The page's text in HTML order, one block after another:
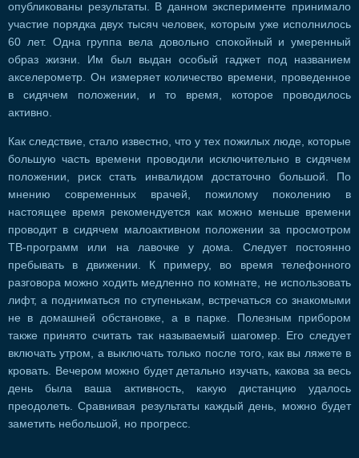
опубликованы результаты. В данном эксперименте принимало
участие порядка двух тысяч человек, которым уже исполнилось
60 лет. Одна группа вела довольно спокойный и умеренный
образ жизни. Им был выдан особый гаджет под названием
акселерометр. Он измеряет количество времени, проведенное
в сидячем положении, и то время, которое проводилось
активно.
Как следствие, стало известно, что у тех пожилых люде, которые
большую часть времени проводили исключительно в сидячем
положении, риск стать инвалидом достаточно большой. По
мнению современных врачей, пожилому поколению в
настоящее время рекомендуется как можно меньше времени
проводит в сидячем малоактивном положении за просмотром
ТВ-программ или на лавочке у дома. Следует постоянно
пребывать в движении. К примеру, во время телефонного
разговора можно ходить медленно по комнате, не использовать
лифт, а подниматься по ступенькам, встречаться со знакомыми
не в домашней обстановке, а в парке. Полезным прибором
также принято считать так называемый шагомер. Его следует
включать утром, а выключать только после того, как вы ляжете в
кровать. Вечером можно будет детально изучать, какова за весь
день была ваша активность, какую дистанцию удалось
преодолеть. Сравнивая результаты каждый день, можно будет
заметить небольшой, но прогресс.